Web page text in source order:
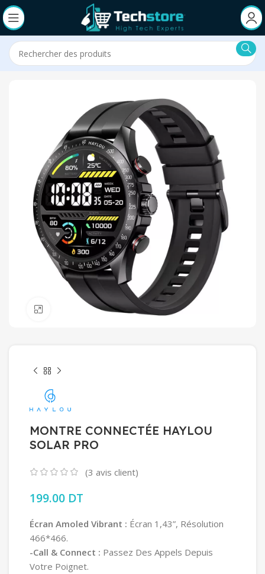
Click to enlarge
MONTRE CONNECTÉE HAYLOU
SOLAR PRO
(3 avis client)
199.00 DT
Écran Amoled Vibrant : Écran 1,43”, Résolution
466*466.
-Call & Connect : Passez Des Appels Depuis
Votre Poignet.